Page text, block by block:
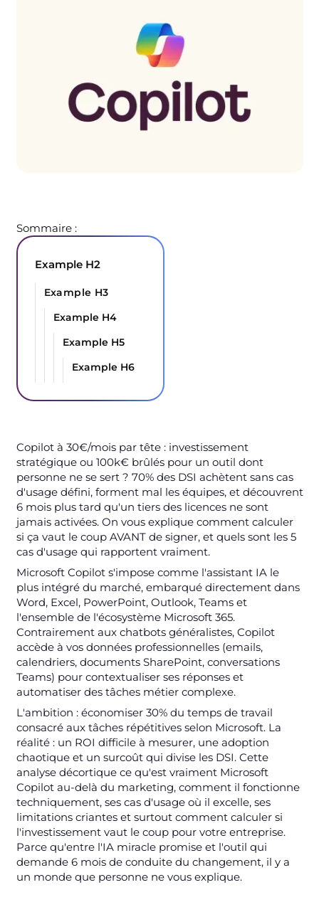
Sommaire :
Example H2
Example H3
Example H4
Example H5
Example H6
Copilot à 30€/mois par tête : investissement
stratégique ou 100k€ brûlés pour un outil dont
personne ne se sert ? 70% des DSI achètent sans cas
d'usage défini, forment mal les équipes, et découvrent
6 mois plus tard qu'un tiers des licences ne sont
jamais activées. On vous explique comment calculer
si ça vaut le coup AVANT de signer, et quels sont les 5
cas d'usage qui rapportent vraiment.
Microsoft Copilot s'impose comme l'assistant IA le
plus intégré du marché, embarqué directement dans
Word, Excel, PowerPoint, Outlook, Teams et
l'ensemble de l'écosystème Microsoft 365.
Contrairement aux chatbots généralistes, Copilot
accède à vos données professionnelles (emails,
calendriers, documents SharePoint, conversations
Teams) pour contextualiser ses réponses et
automatiser des tâches métier complexe.
L'ambition : économiser 30% du temps de travail
consacré aux tâches répétitives selon Microsoft. La
réalité : un ROI difficile à mesurer, une adoption
chaotique et un surcoût qui divise les DSI. Cette
analyse décortique ce qu'est vraiment Microsoft
Copilot au-delà du marketing, comment il fonctionne
techniquement, ses cas d'usage où il excelle, ses
limitations criantes et surtout comment calculer si
l'investissement vaut le coup pour votre entreprise.
Parce qu'entre l'IA miracle promise et l'outil qui
demande 6 mois de conduite du changement, il y a
un monde que personne ne vous explique.